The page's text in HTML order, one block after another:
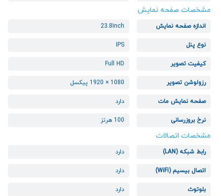
مشخصات صفحه نمایش
اندازه صفحه نمایش 23.8Inch
نوع پنل IPS
کیفیت تصویر Full HD
رزولوشن تصویر 1080 × 1920 پیکسل
صفحه نمایش مات دارد
نرخ بروزرسانی 100 هرتز
مشخصات اتصالات
رابط شبکه (LAN) دارد
اتصال بیسیم (WiFi) دارد
بلوتوث دارد